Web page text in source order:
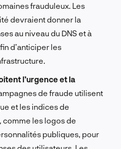
frauduleux. Les
devraient donner la
au niveau du DNS et à
d’anticiper les
l’urgence et la
de fraude utilisent
et les indices de
comme les logos de
publiques, pour